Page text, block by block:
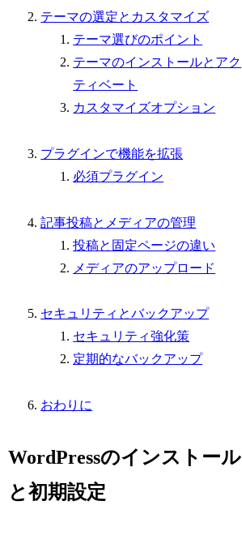
テーマの選定とカスタマイズ
テーマ選びのポイント
テーマのインストールとアク
ティベート
カスタマイズオプション
プラグインで機能を拡張
必須プラグイン
記事投稿とメディアの管理
投稿と固定ページの違い
メディアのアップロード
セキュリティとバックアップ
セキュリティ強化策
定期的なバックアップ
おわりに
WordPressのインストール
と初期設定